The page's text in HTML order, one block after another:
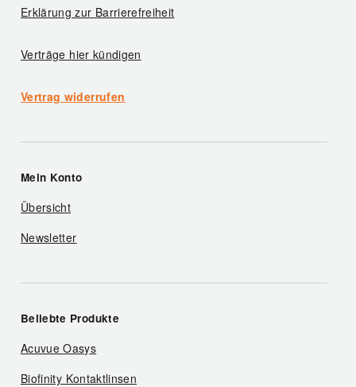
Erklärung zur Barrierefreiheit
Verträge hier kündigen
Vertrag widerrufen
Mein Konto
Übersicht
Newsletter
Beliebte Produkte
Acuvue Oasys
Biofinity Kontaktlinsen